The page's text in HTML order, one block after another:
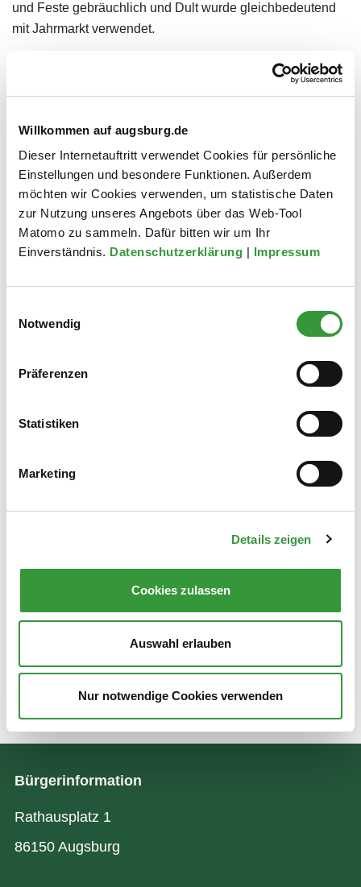
Willkommen auf augsburg.de
Dieser Internetauftritt verwendet Cookies für persönliche
Einstellungen und besondere Funktionen. Außerdem
möchten wir Cookies verwenden, um statistische Daten
zur Nutzung unseres Angebots über das Web-Tool
Matomo zu sammeln. Dafür bitten wir um Ihr
Einverständnis. Datenschutzerklärung | Impressum
Notwendig
Präferenzen
Statistiken
Marketing
Details zeigen
Cookies zulassen
Auswahl erlauben
Nur notwendige Cookies verwenden
und Feste gebräuchlich und Dult wurde gleichbedeutend
mit Jahrmarkt verwendet.
Augsburger Dult 2026
Herbstdult 3. bis 11. Oktober
Anschrift
Im Stadtplan
Links
Informationen für Marktleute
Bürgerinformation
Rathausplatz 1
86150 Augsburg